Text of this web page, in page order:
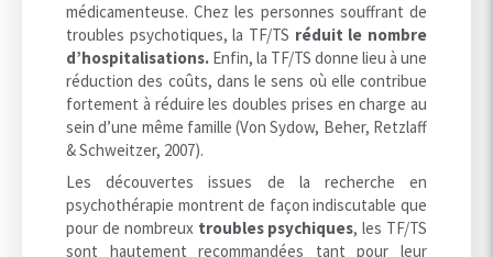
médicamenteuse. Chez les personnes souffrant de
troubles psychotiques, la TF/TS réduit le nombre
d’hospitalisations. Enfin, la TF/TS donne lieu à une
réduction des coûts, dans le sens où elle contribue
fortement à réduire les doubles prises en charge au
sein d’une même famille (Von Sydow, Beher, Retzlaff
& Schweitzer, 2007).
Les découvertes issues de la recherche en
psychothérapie montrent de façon indiscutable que
pour de nombreuxtroubles psychiques, les TF/TS
sont hautement recommandées tant pour leur